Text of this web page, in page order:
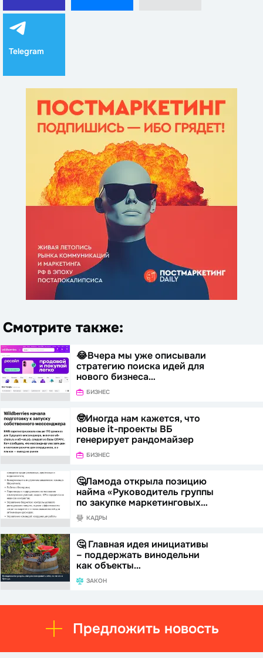
Telegram
Смотрите также:
😂Вчера мы уже описывали
стратегию поиска идей для
нового бизнеса…
БИЗНЕС
🤓Иногда нам кажется, что
новые it-проекты ВБ
генерирует рандомайзер
БИЗНЕС
🤔Ламода открыла позицию
найма «Руководитель группы
по закупке маркетинговых…
КАДРЫ
🤔 Главная идея инициативы
– поддержать винодельни
как объекты…
ЗАКОН
Предложить новость